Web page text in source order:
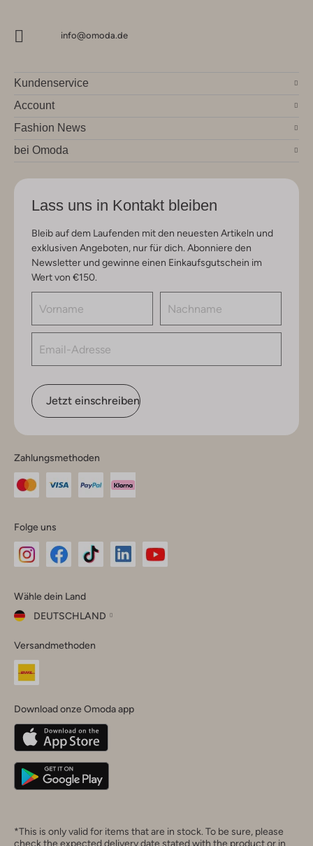
info@omoda.de
Kundenservice
Account
Fashion News
bei Omoda
Lass uns in Kontakt bleiben
Bleib auf dem Laufenden mit den neuesten Artikeln und
exklusiven Angeboten, nur für dich. Abonniere den
Newsletter und gewinne einen Einkaufsgutschein im
Wert von €150.
Jetzt einschreiben
Zahlungsmethoden
Folge uns
Instagram
Facebook
TikTok
Wähle dein Land
DEUTSCHLAND
dein
Land
Belgique(Français)
Deutschland
Versandmethoden
Download onze Omoda app
*This is only valid for items that are in stock. To be sure, please
check the expected delivery date stated with the product or in